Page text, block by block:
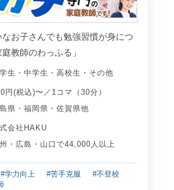
お子さんでも勉強習慣が身につ
教師のわっふる」
生 ・ 中学生 ・ 高校生 ・ その他
円(税込)〜／1コマ（30分）
県 ・ 福岡県 ・ 佐賀県他
会社HAKU
・広島・山口で44,000人以上
#学力向上 #苦手克服
#不登校